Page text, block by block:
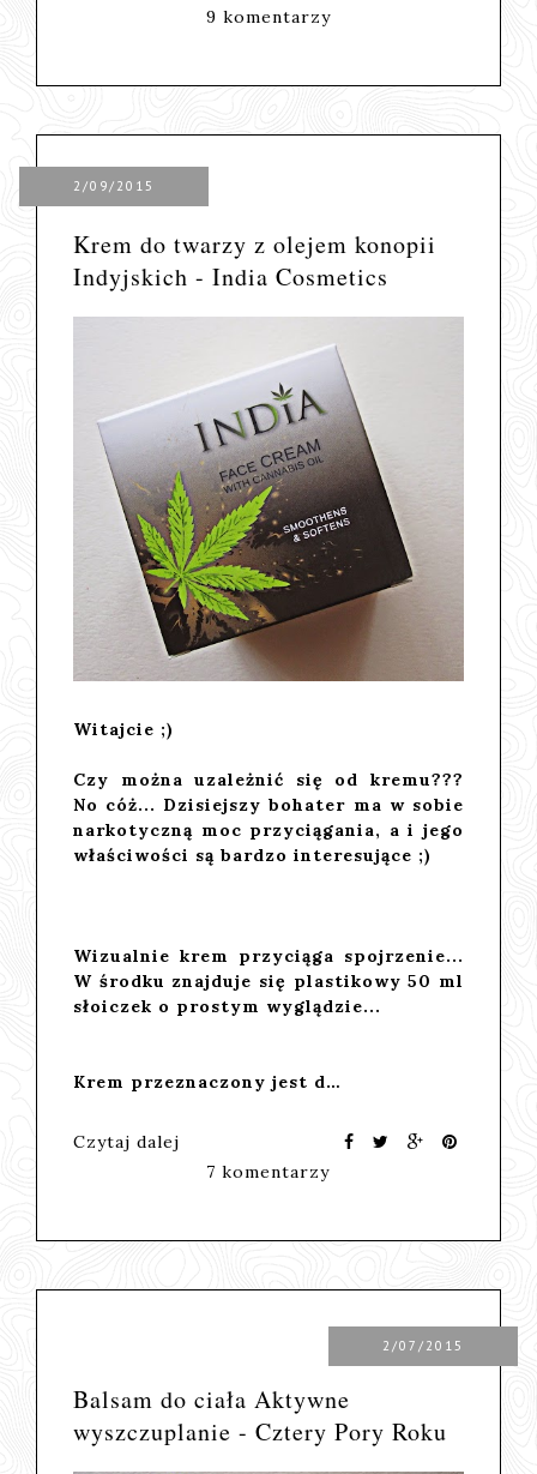
9 komentarzy
2/09/2015
Krem do twarzy z olejem konopii
Indyjskich - India Cosmetics
Witajcie ;)
Czy można uzależnić się od kremu???
No cóż... Dzisiejszy bohater ma w sobie
narkotyczną moc przyciągania, a i jego
właściwości są bardzo interesujące ;)
Wizualnie krem przyciąga spojrzenie...
W środku znajduje się plastikowy 50 ml
słoiczek o prostym wyglądzie...
Krem przeznaczony jest d…
Czytaj dalej
7 komentarzy
2/07/2015
Balsam do ciała Aktywne
wyszczuplanie - Cztery Pory Roku